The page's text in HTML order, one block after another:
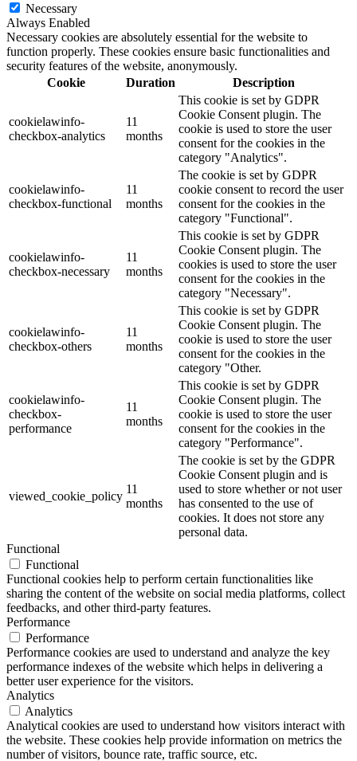
Necessary
Always Enabled
Necessary cookies are absolutely essential for the website to
function properly. These cookies ensure basic functionalities and
security features of the website, anonymously.
Cookie
Duration Description
cookielawinfo-
checkbox-analytics
11
months
This cookie is set by GDPR
Cookie Consent plugin. The
cookie is used to store the user
consent for the cookies in the
category "Analytics".
cookielawinfo-
checkbox-functional
11
months
The cookie is set by GDPR
cookie consent to record the user
consent for the cookies in the
category "Functional".
cookielawinfo-
checkbox-necessary
11
months
This cookie is set by GDPR
Cookie Consent plugin. The
cookies is used to store the user
consent for the cookies in the
category "Necessary".
cookielawinfo-
checkbox-others
11
months
This cookie is set by GDPR
Cookie Consent plugin. The
cookie is used to store the user
consent for the cookies in the
category "Other.
cookielawinfo-
checkbox-
performance
11
months
This cookie is set by GDPR
Cookie Consent plugin. The
cookie is used to store the user
consent for the cookies in the
category "Performance".
viewed_cookie_policy
11
months
The cookie is set by the GDPR
Cookie Consent plugin and is
used to store whether or not user
has consented to the use of
cookies. It does not store any
personal data.
Functional
Functional
Functional cookies help to perform certain functionalities like
sharing the content of the website on social media platforms, collect
feedbacks, and other third-party features.
Performance
Performance
Performance cookies are used to understand and analyze the key
performance indexes of the website which helps in delivering a
better user experience for the visitors.
Analytics
Analytics
Analytical cookies are used to understand how visitors interact with
the website. These cookies help provide information on metrics the
number of visitors, bounce rate, traffic source, etc.